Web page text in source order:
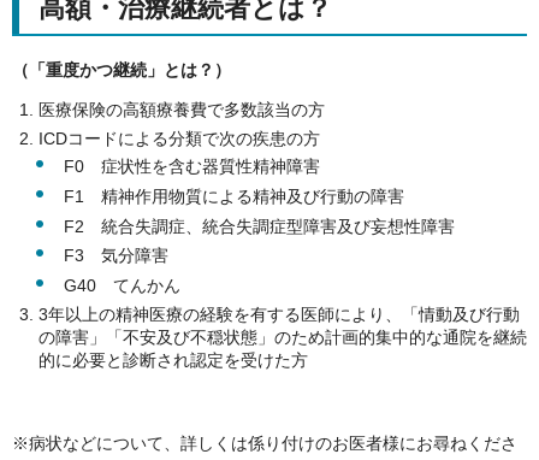
高額・治療継続者とは？
（「重度かつ継続」とは？）
医療保険の高額療養費で多数該当の方
ICDコードによる分類で次の疾患の方
F0 症状性を含む器質性精神障害
F1 精神作用物質による精神及び行動の障害
F2 統合失調症、統合失調症型障害及び妄想性障害
F3 気分障害
G40 てんかん
3年以上の精神医療の経験を有する医師により、「情動及び行動
の障害」「不安及び不穏状態」のため計画的集中的な通院を継続
的に必要と診断され認定を受けた方
※病状などについて、詳しくは係り付けのお医者様にお尋ねくださ